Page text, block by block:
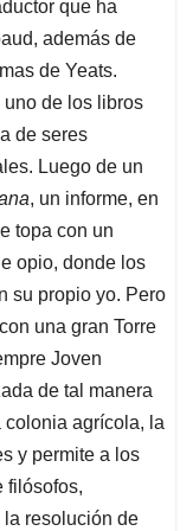
que ha
además de
de Yeats.
uno de los libros
de seres
Luego de un
, un informe, en
topa con un
opio, donde los
su propio yo. Pero
una gran Torre
Joven
de tal manera
colonia agrícola, la
y permite a los
filósofos,
resolución de